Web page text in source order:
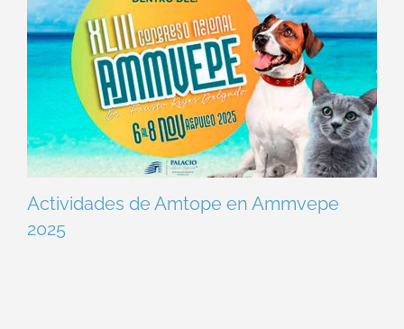
Actividades de Amtope en Ammvepe
2025